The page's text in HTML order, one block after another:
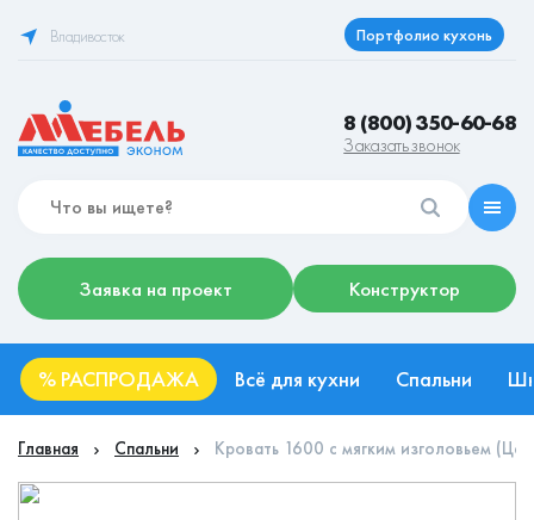
Владивосток Портфолио кухонь
8 (800) 350-60-68
Заказать звонок
Заявка на проект Конструктор
% РАСПРОДАЖА Всё для кухни Спальни
Главная Спальни Кровать 1600 с мягким изголовьем